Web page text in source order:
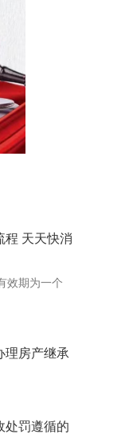
程 天天快消
效期为一个
理房产继承
处罚遵循的